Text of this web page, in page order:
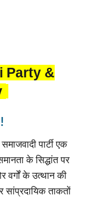
Party &
पार्टी एक
के सिद्धांत पर
वर्गों के उत्थान की
सांप्रदायिक ताकतों